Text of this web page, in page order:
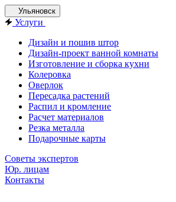
Ульяновск
Услуги
Дизайн и пошив штор
Дизайн-проект ванной комнаты
Изготовление и сборка кухни
Колеровка
Оверлок
Пересадка растений
Распил и кромление
Расчет материалов
Резка металла
Подарочные карты
Советы экспертов
Юр. лицам
Контакты